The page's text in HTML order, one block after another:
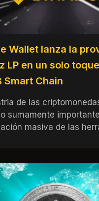
Wallet lanza la
LP en un solo
Smart Chain
de las
sumamente
masiva de las